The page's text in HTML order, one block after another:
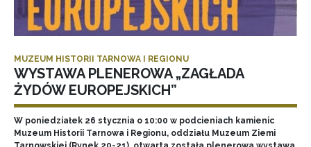
MUZEUM HISTORII TARNOWA I REGIONU
WYSTAWA PLENEROWA „ZAGŁADA
ŻYDÓW EUROPEJSKICH”
W poniedziałek 26 stycznia o 10:00 w podcieniach kamienic
Muzeum Historii Tarnowa i Regionu, oddziału Muzeum Ziemi